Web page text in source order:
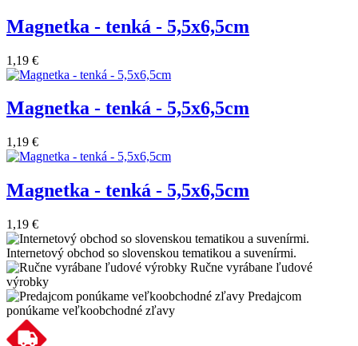
Magnetka - tenká - 5,5x6,5cm
1,19 €
Magnetka - tenká - 5,5x6,5cm
1,19 €
Magnetka - tenká - 5,5x6,5cm
1,19 €
Internetový obchod so slovenskou tematikou a suvenírmi.
Ručne vyrábane ľudové
výrobky
Predajcom
ponúkame veľkoobchodné zľavy